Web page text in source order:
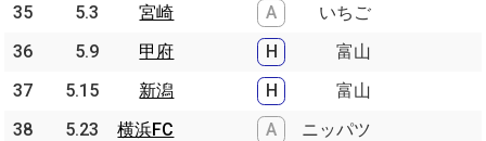
35
5.3 宮崎 A
いちご
36
5.9 甲府 H
富山
37
5.15 新潟 H
富山
38
5.23 横浜FC A ニッパツ
35
5.3
宮崎
36
5.9
甲府
37
5.15
新潟
38
5.23 横浜FC